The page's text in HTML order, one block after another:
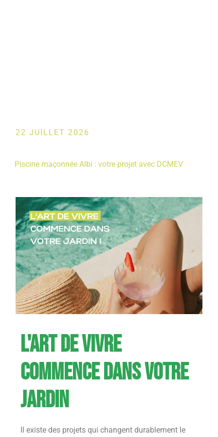
22 JUILLET 2026
Piscine maçonnée Albi : votre projet avec DCMEV
L'art de vivre
commence dans votre
jardin
Il existe des projets qui changent durablement le